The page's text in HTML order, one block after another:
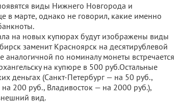
виды Нижнего Новгорода и
в марте, однако не говорил, какие именно
на новых купюрах будут изображены виды
заменит Красноярск на десятирублевой
по номиналу монеты встречается
на купюре в 500 руб.Остальные
деньгах (Санкт-Петербург — на 50 руб.,
200 руб., Владивосток — на 2000 руб.),
вид.